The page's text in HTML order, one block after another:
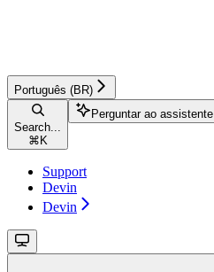
Português (BR)
Search...
⌘ K
Perguntar ao assistente
Support
Devin
Devin